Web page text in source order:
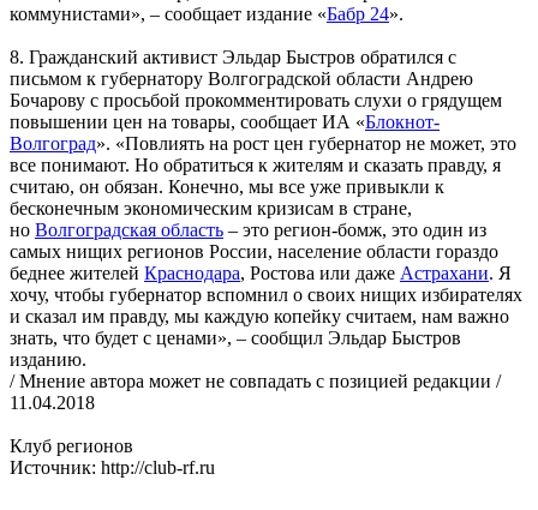
коммунистами», – сообщает издание «Бабр 24».
8. Гражданский активист Эльдар Быстров обратился с
письмом к губернатору Волгоградской области Андрею
Бочарову с просьбой прокомментировать слухи о грядущем
повышении цен на товары, сообщает ИА «Блокнот-
Волгоград». «Повлиять на рост цен губернатор не может, это
все понимают. Но обратиться к жителям и сказать правду, я
считаю, он обязан. Конечно, мы все уже привыкли к
бесконечным экономическим кризисам в стране,
но Волгоградская область – это регион-бомж, это один из
самых нищих регионов России, население области гораздо
беднее жителей Краснодара, Ростова или даже Астрахани. Я
хочу, чтобы губернатор вспомнил о своих нищих избирателях
и сказал им правду, мы каждую копейку считаем, нам важно
знать, что будет с ценами», – сообщил Эльдар Быстров
изданию.
/ Мнение автора может не совпадать с позицией редакции /
11.04.2018
Клуб регионов
Источник: http://club-rf.ru